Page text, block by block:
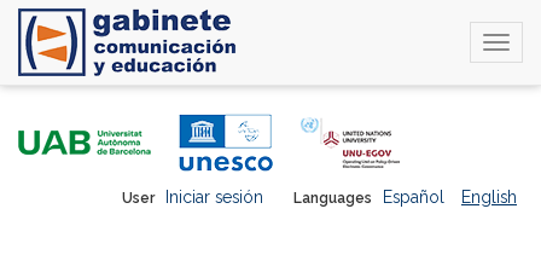
Languages Español English
User Iniciar sesión